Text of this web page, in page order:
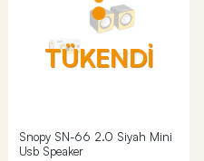
TÜKENDİ
Snopy SN-66 2.0 Siyah Mini
Usb Speaker